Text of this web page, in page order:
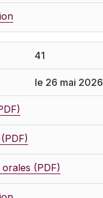
41
le 26 mai 2026
(PDF)